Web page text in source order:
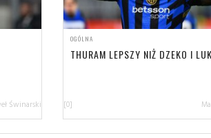
Świnarski
OGÓLNA
THURAM LEPSZY NIŻ DZEKO I
[0]